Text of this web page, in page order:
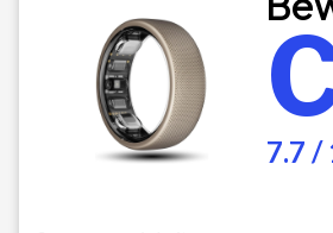
7.7 /